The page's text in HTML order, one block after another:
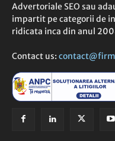
Advertoriale SEO sau
impartit pe categorii de
ridicata inca din anul
Contact us: